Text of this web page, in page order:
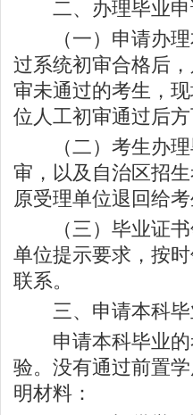
二、办理毕业申
（一）申请办理
过系统初审合格后
审未通过的考生，
位人工初审通过后方
（二）考生办理
审，以及自治区招
原受理单位退回给考
（三）毕业证书
单位提示要求，按
联系。
三、申请本科毕
申请本科毕业的
验。没有通过前置
明材料：